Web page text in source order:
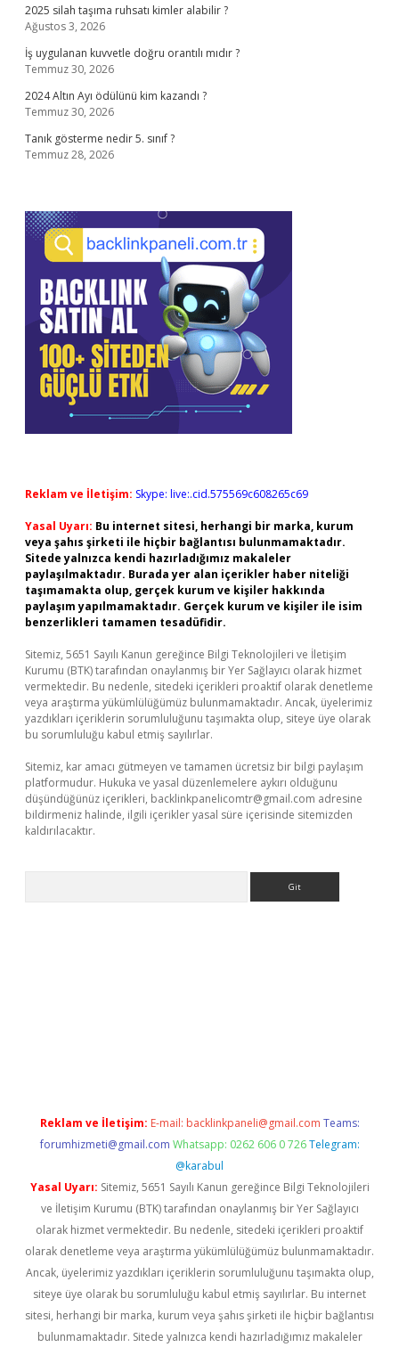
2025 silah taşıma ruhsatı kimler alabilir ?
Ağustos 3, 2026
İş uygulanan kuvvetle doğru orantılı mıdır ?
Temmuz 30, 2026
2024 Altın Ayı ödülünü kim kazandı ?
Temmuz 30, 2026
Tanık gösterme nedir 5. sınıf ?
Temmuz 28, 2026
Reklam ve İletişim: Skype: live:.cid.575569c608265c69
Yasal Uyarı: Bu internet sitesi, herhangi bir marka, kurum
veya şahıs şirketi ile hiçbir bağlantısı bulunmamaktadır.
Sitede yalnızca kendi hazırladığımız makaleler
paylaşılmaktadır. Burada yer alan içerikler haber niteliği
taşımamakta olup, gerçek kurum ve kişiler hakkında
paylaşım yapılmamaktadır. Gerçek kurum ve kişiler ile isim
benzerlikleri tamamen tesadüfidir.
Sitemiz, 5651 Sayılı Kanun gereğince Bilgi Teknolojileri ve İletişim
Kurumu (BTK) tarafından onaylanmış bir Yer Sağlayıcı olarak hizmet
vermektedir. Bu nedenle, sitedeki içerikleri proaktif olarak denetleme
veya araştırma yükümlülüğümüz bulunmamaktadır. Ancak, üyelerimiz
yazdıkları içeriklerin sorumluluğunu taşımakta olup, siteye üye olarak
bu sorumluluğu kabul etmiş sayılırlar.
Sitemiz, kar amacı gütmeyen ve tamamen ücretsiz bir bilgi paylaşım
platformudur. Hukuka ve yasal düzenlemelere aykırı olduğunu
düşündüğünüz içerikleri, backlinkpanelicomtr@gmail.com adresine
bildirmeniz halinde, ilgili içerikler yasal süre içerisinde sitemizden
kaldırılacaktır.
Reklam ve İletişim: E-mail: backlinkpaneli@gmail.com Teams:
forumhizmeti@gmail.com Whatsapp: 0262 606 0 726 Telegram:
@karabul
Yasal Uyarı: Sitemiz, 5651 Sayılı Kanun gereğince Bilgi Teknolojileri
ve İletişim Kurumu (BTK) tarafından onaylanmış bir Yer Sağlayıcı
olarak hizmet vermektedir. Bu nedenle, sitedeki içerikleri proaktif
olarak denetleme veya araştırma yükümlülüğümüz bulunmamaktadır.
Ancak, üyelerimiz yazdıkları içeriklerin sorumluluğunu taşımakta olup,
siteye üye olarak bu sorumluluğu kabul etmiş sayılırlar. Bu internet
sitesi, herhangi bir marka, kurum veya şahıs şirketi ile hiçbir bağlantısı
bulunmamaktadır. Sitede yalnızca kendi hazırladığımız makaleler